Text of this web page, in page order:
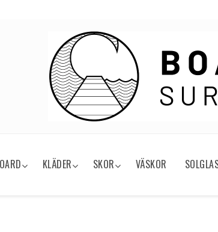
KLÄDER SKOR VÄSKOR